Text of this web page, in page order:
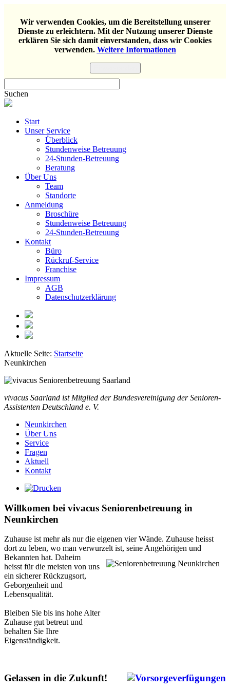
Wir verwenden Cookies, um die Bereitstellung unserer
Dienste zu erleichtern. Mit der Nutzung unserer Dienste
erklären Sie sich damit einverstanden, dass wir Cookies
verwenden. Weitere Informationen
Suchen
Start
Unser Service
Überblick
Stundenweise Betreuung
24-Stunden-Betreuung
Beratung
Über Uns
Team
Standorte
Anmeldung
Broschüre
Stundenweise Betreuung
24-Stunden-Betreuung
Kontakt
Büro
Rückruf-Service
Franchise
Impressum
AGB
Datenschutzerklärung
Aktuelle Seite: Startseite
Neunkirchen
vivacus Saarland ist Mitglied der Bundesvereinigung der Senioren-
Assistenten Deutschland e. V.
Neunkirchen
Über Uns
Service
Fragen
Aktuell
Kontakt
Willkomen bei vivacus Seniorenbetreuung in
Neunkirchen
Zuhause ist mehr als nur die eigenen vier Wände. Zuhause heisst
dort zu leben, wo man verwurzelt ist, seine Angehörigen und
Bekannten hat. Daheim
heisst für die meisten von uns
ein sicherer Rückzugsort,
Geborgenheit und
Lebensqualität.
Bleiben Sie bis ins hohe Alter
Zuhause gut betreut und
behalten Sie Ihre
Eigenständigkeit.
Gelassen in die Zukunft!